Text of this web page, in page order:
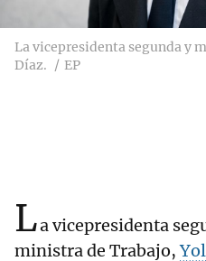
La vicepresidenta segunda y
Díaz.
EP
La vicepresidenta
ministra de Trabajo,